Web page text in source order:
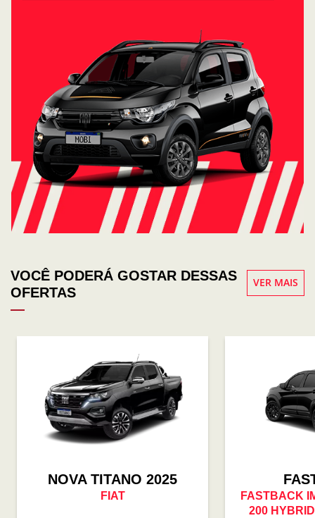
VOCÊ PODERÁ GOSTAR DESSAS
OFERTAS
VER MAIS
NOVA TITANO 2025
FIAT
FASTBACK
200